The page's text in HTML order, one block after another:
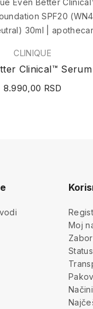
CLINIQUE
8.990,00 RSD
Moj